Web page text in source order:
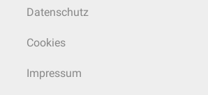
Datenschutz
Cookies
Impressum